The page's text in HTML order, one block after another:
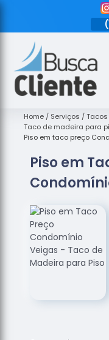
Assoalhos
de Madeira
Decks de
Empresas
de
de Madeira
Loja de
Assoalhos
Raspagem
Home Serviços
Taco de madeira para
Piso em taco preço
Piso em